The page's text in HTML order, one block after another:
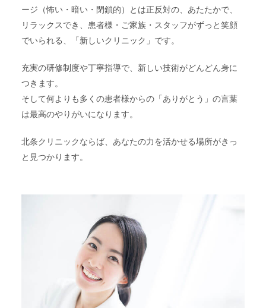
ージ（怖い・暗い・閉鎖的）とは正反対の、あたたかで、
リラックスでき、患者様・ご家族・スタッフがずっと笑顔
でいられる、「新しいクリニック」です。
充実の研修制度や丁寧指導で、新しい技術がどんどん身に
つきます。
そして何よりも多くの患者様からの「ありがとう」の言葉
は最高のやりがいになります。
北条クリニックならば、あなたの力を活かせる場所がきっ
と見つかります。